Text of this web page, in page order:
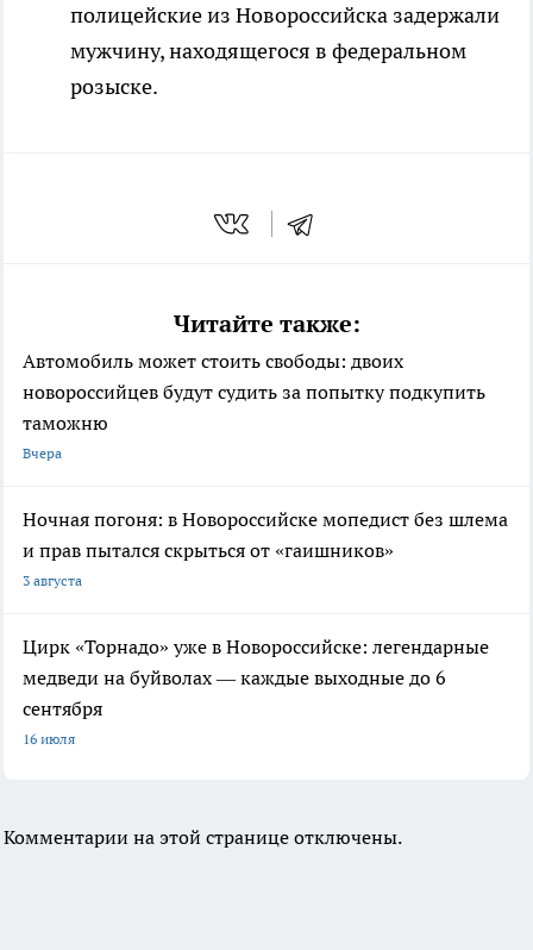
полицейские из Новороссийска задержали
мужчину, находящегося в федеральном
розыске.
Читайте также:
Автомобиль может стоить свободы: двоих
новороссийцев будут судить за попытку подкупить
таможню
Вчера
Ночная погоня: в Новороссийске мопедист без шлема
и прав пытался скрыться от «гаишников»
3 августа
Цирк «Торнадо» уже в Новороссийске: легендарные
медведи на буйволах — каждые выходные до 6
сентября
16 июля
Комментарии на этой странице отключены.